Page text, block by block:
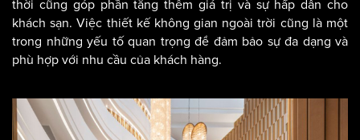
gần biển thường có không khí trong lành và mát mẻ, tạo
điều kiện thuận lợi cho du khách thư giãn, tận hưởng không
gian tự nhiên. Chính vì vậy, các khách sạn cần phải tận
dụng và khai thác tối đa tiềm năng của khu vực này, để tạo
thời cũng góp phần tăng thêm giá trị và sự hấp dẫn cho
khách sạn. Việc thiết kế không gian ngoài trời cũng là một